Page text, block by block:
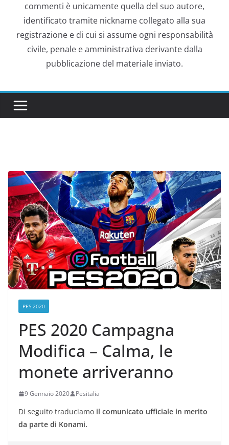
commenti è unicamente quella del suo autore,
identificato tramite nickname collegato alla sua
registrazione e di cui si assume ogni responsabilità
civile, penale e amministrativa derivante dalla
pubblicazione del materiale inviato.
PES 2020
PES 2020 Campagna
Modifica – Calma, le
monete arriveranno
9 Gennaio 2020 Pesitalia
Di seguito traduciamo il comunicato ufficiale in merito
da parte di Konami.